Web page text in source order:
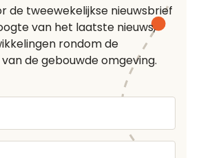
de tweewekelijkse nieuwsbrief
van het laatste nieuws,
rondom de
de gebouwde omgeving.